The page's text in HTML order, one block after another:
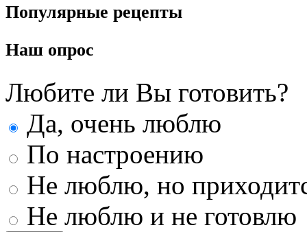
Популярные рецепты
Наш опрос
Любите ли Вы готовить?
Да, очень люблю
По настроению
Не люблю, но
Не люблю и не готовлю